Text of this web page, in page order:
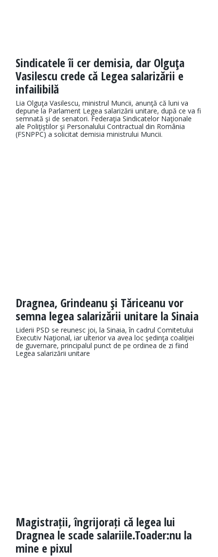
Sindicatele îi cer demisia, dar Olguţa
Vasilescu crede că Legea salarizării e
infailibilă
Lia Olguţa Vasilescu, ministrul Muncii, anunţă că luni va
depune la Parlament Legea salarizării unitare, după ce va fi
semnată şi de senatori. Federaţia Sindicatelor Naţionale
ale Poliţiştilor şi Personalului Contractual din România
(FSNPPC) a solicitat demisia ministrului Muncii.
Dragnea, Grindeanu şi Tăriceanu vor
semna legea salarizării unitare la Sinaia
Liderii PSD se reunesc joi, la Sinaia, în cadrul Comitetului
Executiv Naţional, iar ulterior va avea loc şedinţa coaliţiei
de guvernare, principalul punct de pe ordinea de zi fiind
Legea salarizării unitare
Magistrații, îngrijorați că legea lui
Dragnea le scade salariile.Toader:nu la
mine e pixul